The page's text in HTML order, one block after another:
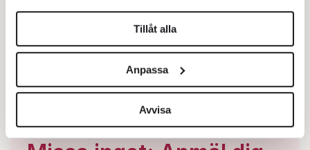
helst från cookie-förklaringen.
Vi använder enhetsidentifierare för att anpassa innehållet
för sociala medier och analysera vår trafik. Vi
vidarebefordrar även sådana identifierare och annan
information från din enhet till de sociala medier och
annons- och analysföretag som vi samarbetar med.
Dessa kan i sin tur kombinera informationen med annan
Tillåt alla
Anpassa
Avvisa